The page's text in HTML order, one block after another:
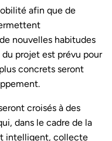
afin que de
nouvelles habitudes
projet est prévu pour
concrets seront
croisés à des
dans le cadre de la
intelligent, collecte